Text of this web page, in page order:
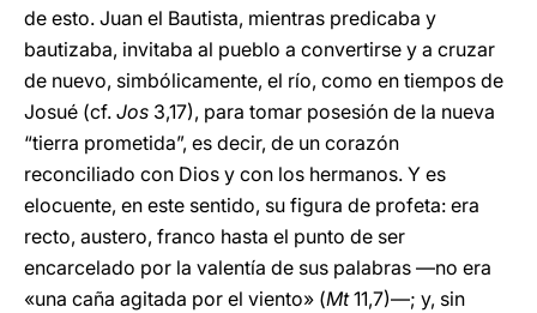
de esto. Juan el Bautista, mientras predicaba y
bautizaba, invitaba al pueblo a convertirse y a cruzar
de nuevo, simbólicamente, el río, como en tiempos de
Josué (cf. Jos 3,17), para tomar posesión de la nueva
“tierra prometida”, es decir, de un corazón
reconciliado con Dios y con los hermanos. Y es
elocuente, en este sentido, su figura de profeta: era
recto, austero, franco hasta el punto de ser
encarcelado por la valentía de sus palabras —no era
«una caña agitada por el viento» (Mt11,7)―; y, sin